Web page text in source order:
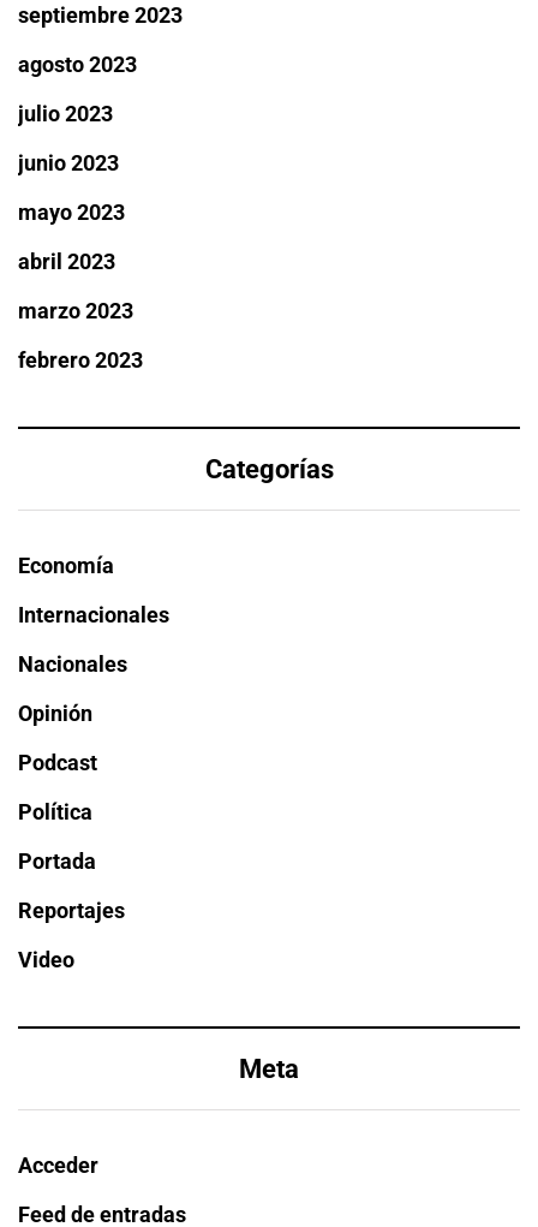
septiembre 2023
agosto 2023
julio 2023
junio 2023
mayo 2023
abril 2023
marzo 2023
febrero 2023
Categorías
Economía
Internacionales
Nacionales
Opinión
Podcast
Política
Portada
Reportajes
Video
Meta
Acceder
Feed de entradas